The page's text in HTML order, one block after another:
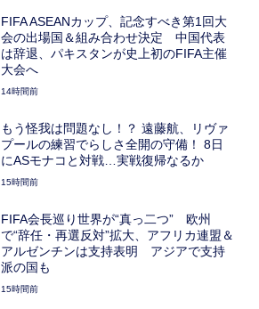
FIFA ASEANカップ、記念すべき第1回大
会の出場国＆組み合わせ決定 中国代表
は辞退、パキスタンが史上初のFIFA主催
大会へ
14時間前
もう怪我は問題なし！？ 遠藤航、リヴァ
プールの練習でらしさ全開の守備！ 8日
にASモナコと対戦…実戦復帰なるか
15時間前
FIFA会長巡り世界が“真っ二つ” 欧州
で“辞任・再選反対”拡大、アフリカ連盟＆
アルゼンチンは支持表明 アジアで支持
派の国も
15時間前